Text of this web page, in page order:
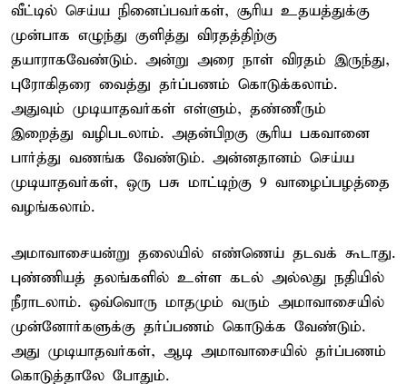
வீட்டில் செய்ய நினைப்பவர்கள், சூரிய உதயத்துக்கு
முன்பாக எழுந்து குளித்து விரதத்திற்கு
தயாராகவேண்டும். அன்று அரை நாள் விரதம் இருந்து,
புரோகிதரை வைத்து தர்ப்பணம் கொடுக்கலாம்.
அதுவும் முடியாதவர்கள் எள்ளும், தண்ணீரும்
இறைத்து வழிபடலாம். அதன்பிறகு சூரிய பகவானை
பார்த்து வணங்க வேண்டும். அன்னதானம் செய்ய
முடியாதவர்கள், ஒரு பசு மாட்டிற்கு 9 வாழைப்பழத்தை
வழங்கலாம்.
அமாவாசையன்று தலையில் எண்ணெய் தடவக் கூடாது.
புண்ணியத் தலங்களில் உள்ள கடல் அல்லது நதியில்
நீராடலாம். ஒவ்வொரு மாதமும் வரும் அமாவாசையில்
முன்னோர்களுக்கு தர்ப்பணம் கொடுக்க வேண்டும்.
அது முடியாதவர்கள், ஆடி அமாவாசையில் தர்ப்பணம்
கொடுத்தாலே போதும்.